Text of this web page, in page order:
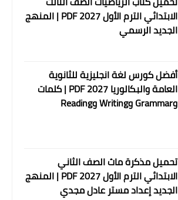
الابتدائي الترم الأول 2027 PDF | المنهج
الجديد الرسمي
أفضل كورس لغة انجليزية للثانوية
العامة والبكالوريا 2027 PDF | كلمات
وGrammar وWriting وReading
تحميل مذكرة ماث الصف الثاني
الابتدائي الترم الأول 2027 PDF | المنهج
الجديد إعداد مستر عادل مجدي